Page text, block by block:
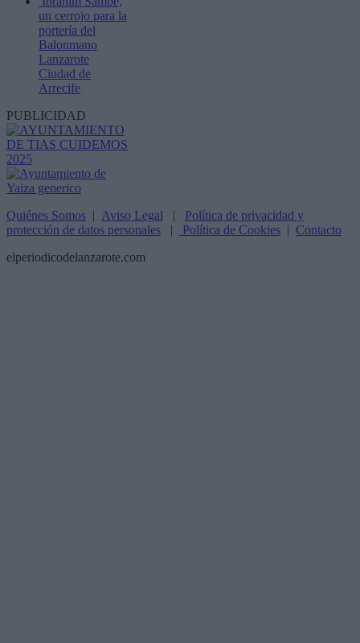
un cerrojo para la
portería del
Balonmano
Lanzarote
Ciudad de
Arrecife
PUBLICIDAD
Quiénes Somos | Aviso Legal | Política de privacidad y
protección de datos personales | Política de Cookies | Contacto
elperiodicodelanzarote.com